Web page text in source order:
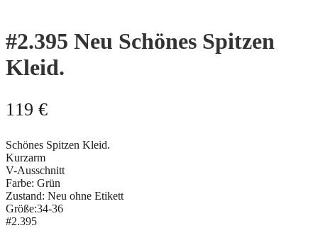
#2.395 Neu Schönes Spitzen
Kleid.
119 €
Schönes Spitzen Kleid.
Kurzarm
V-Ausschnitt
Farbe: Grün
Zustand: Neu ohne Etikett
Größe:34-36
#2.395